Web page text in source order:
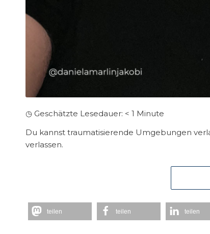
◷ Geschätzte Lesedauer: < 1 Minute
Du kannst traumatisierende Umgebungen
verlassen.
teilen teilen teilen